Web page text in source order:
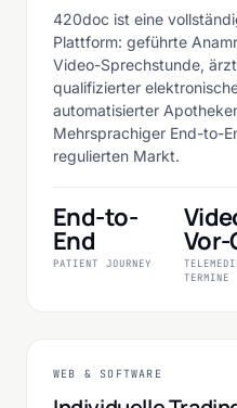
420doc ist eine
Plattform: geführte
Video-Sprechstunde,
qualifizierter
automatisierter
Mehrsprachiger End-to-
regulierten Markt.
End-to-
End
PATIENT JOURNEY
TERMINE
WEB & SOFTWARE